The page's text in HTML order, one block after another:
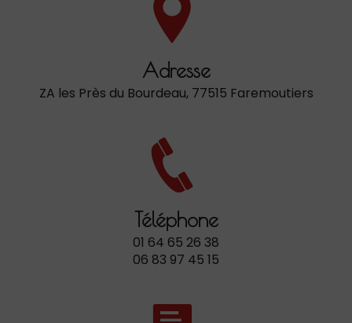
Adresse
ZA les Près du Bourdeau, 77515 Faremoutiers
Téléphone
01 64 65 26 38
06 83 97 45 15